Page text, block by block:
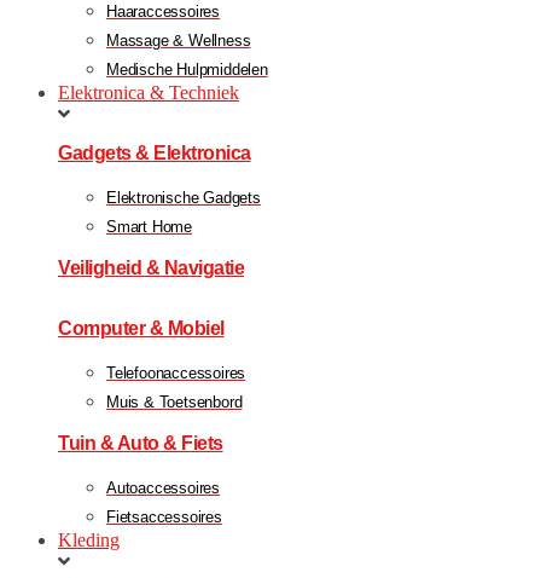
Haaraccessoires
Massage & Wellness
Medische Hulpmiddelen
Elektronica & Techniek
Gadgets & Elektronica
Elektronische Gadgets
Smart Home
Veiligheid & Navigatie
Computer & Mobiel
Telefoonaccessoires
Muis & Toetsenbord
Tuin & Auto & Fiets
Autoaccessoires
Fietsaccessoires
Kleding